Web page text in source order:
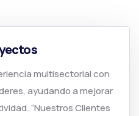
multisectorial con
ayudando a mejorar
“Nuestros Clientes